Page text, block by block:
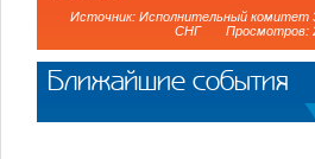
Источник: Исполнительный
СНГ Просмотров:
Ближайшие события